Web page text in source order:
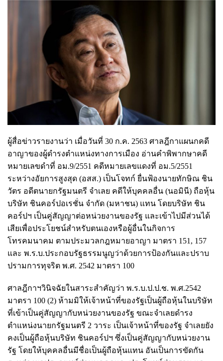
ผู้สื่อข่าวรายงานว่า เมื่อวันที่ 30 ก.ค. 2563 ศาลฎีกาแผนกคดี
อาญาของผู้ดำรงตำแหน่งทางการเมือง อ่านคำพิพากษาคดี
หมายเลขดำที่ อม.9/2551 คดีหมายเลขแดงที่ อม.5/2551
ระหว่างอัยการสูงสุด (อสส.) เป็นโจทก์ ยื่นฟ้องนายทักษิณ ชิน
วัตร อดีตนายกรัฐมนตรี จำเลย คดีให้บุคคลอื่น (นอมินี) ถือหุ้น
บริษัท ชินคอร์ปอเรชั่น จำกัด (มหาชน) แทน โดยบริษัท ชิน
คอร์ปฯ เป็นคู่สัญญาต่อหน่วยงานของรัฐ และเข้าไปมีส่วนได้
เสียเพื่อประโยชน์สำหรับตนเองหรือผู้อื่นในกิจการ
โทรคมนาคม ตามประมวลกฎหมายอาญา มาตรา 151, 157
และ พ.ร.บ.ประกอบรัฐธรรมนูญว่าด้วยการป้องกันและปราบ
ปรามการทุจริต พ.ศ. 2542 มาตรา 100
ศาลฎีกาฯวินิจฉัยในสาระสำคัญว่า พ.ร.บ.ป.ป.ช. พ.ศ.2542
มาตรา 100 (2) ห้ามมิให้เจ้าหน้าที่ของรัฐเป็นผู้ถือหุ้นในบริษัท
ที่เข้าเป็นคู่สัญญากับหน่วยงานของรัฐ ขณะจำเลยดำรง
ตำแหน่งนายกรัฐมนตรี 2 วาระ เป็นเจ้าหน้าที่ของรัฐ จำเลยยัง
คงเป็นผู้ถือหุ้นบริษัท ชินคอร์ปฯ ซึ่งเป็นคู่สัญญากับหน่วยงาน
รัฐ โดยให้บุคคลอื่นมีชื่อเป็นผู้ถือหุ้นแทน อันเป็นการขัดกัน